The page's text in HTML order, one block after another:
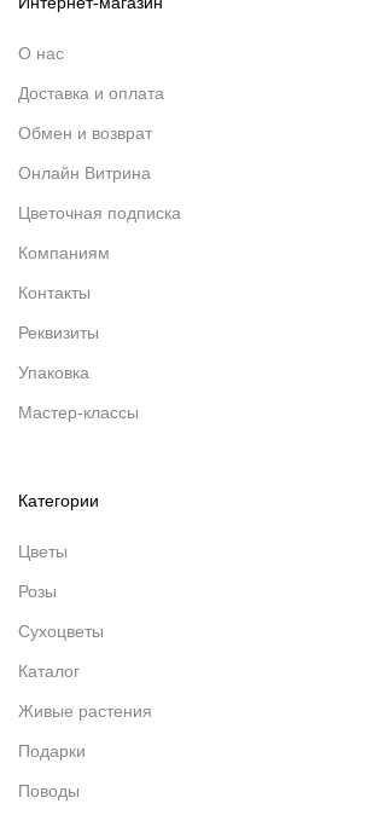
О нас
Доставка и оплата
Обмен и возврат
Онлайн Витрина
Цветочная подписка
Компаниям
Контакты
Реквизиты
Упаковка
Мастер-классы
Категории
Цветы
Розы
Сухоцветы
Каталог
Живые растения
Подарки
Поводы